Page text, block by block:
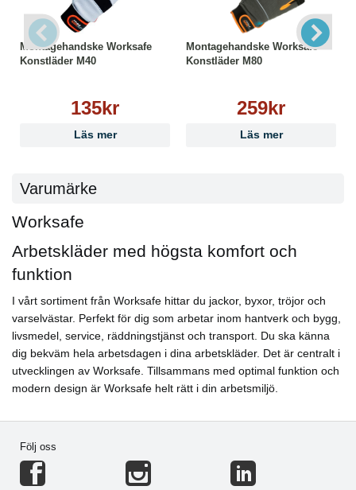
EN-ISO 21420:2020
EN 388:2016 +A1:2018 2121X
Teknologi:
● Färgkodad
Godkännanden & Klassificeringar:
Category II
Montagehandske Worksafe
Konstläder M40
135kr
Läs mer
Montagehandske Worksafe
Konstläder M80
259kr
Läs mer
Varumärke
Worksafe
Arbetskläder med högsta komfort och
funktion
I vårt sortiment från Worksafe hittar du jackor, byxor, tröjor och
varselvästar. Perfekt för dig som arbetar inom hantverk och bygg,
livsmedel, service, räddningstjänst och transport. Du ska känna
dig bekväm hela arbetsdagen i dina arbetskläder. Det är centralt i
utvecklingen av Worksafe. Tillsammans med optimal funktion och
modern design är Worksafe helt rätt i din arbetsmiljö.
Följ oss